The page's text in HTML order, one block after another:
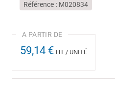
Référence M020834
59,14 € HT / UNITÉ